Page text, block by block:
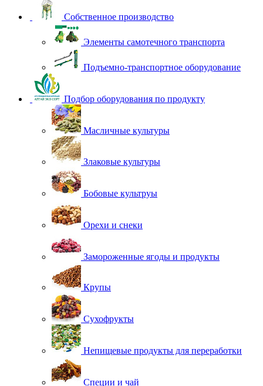
Собственное производство
Элементы самотечного транспорта
Подъемно-транспортное оборудование
Подбор оборудования по продукту
Масличные культуры
Злаковые культуры
Бобовые культруы
Орехи и снеки
Замороженные ягоды и продукты
Крупы
Сухофрукты
Непищевые продукты для переработки
Специи и чай